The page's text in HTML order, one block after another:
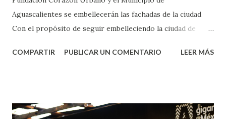
Aguascalientes se embellecerán las fachadas de la ciudad
Con el propósito de seguir embelleciendo la ciudad de
municipal, Leo Montañez dio inicio al programa
Corazón Urbano y el Municipio capital. Leo Montañez
COMPARTIR PUBLICAR UN COMENTARIO LEER MÁS